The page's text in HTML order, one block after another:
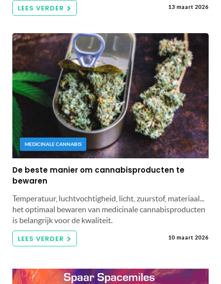
LEES VERDER 13 maart 2026
MEDICINALE CANNABIS
De beste manier om cannabisproducten te
bewaren
Temperatuur, luchtvochtigheid, licht, zuurstof, materiaal...
het optimaal bewaren van medicinale cannabisproducten
is belangrijk voor de kwaliteit.
LEES VERDER 10 maart 2026